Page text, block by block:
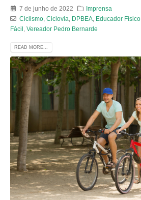
7 de junho de 2022
Imprensa
Ciclismo, Ciclovia DPBEA, Educador Físico,
Fácil
Vereador Pedro Bernarde
READ MORE...